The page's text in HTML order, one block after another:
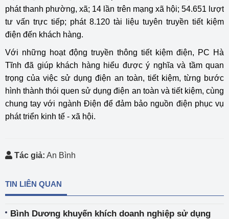
phát thanh phường, xã; 14 lần trên mạng xã hội; 54.651 lượt
tư vấn trực tiếp; phát 8.120 tài liệu tuyên truyền tiết kiệm
điện đến khách hàng.
Với những hoạt động truyền thông tiết kiệm điện, PC Hà
Tĩnh đã giúp khách hàng hiểu được ý nghĩa và tầm quan
trọng của việc sử dụng điện an toàn, tiết kiệm, từng bước
hình thành thói quen sử dụng điện an toàn và tiết kiệm, cùng
chung tay với ngành Điện để đảm bảo nguồn điện phục vụ
phát triển kinh tế - xã hội.
Tác giả: An Bình
TIN LIÊN QUAN
Bình Dương khuyến khích doanh nghiệp sử dụng